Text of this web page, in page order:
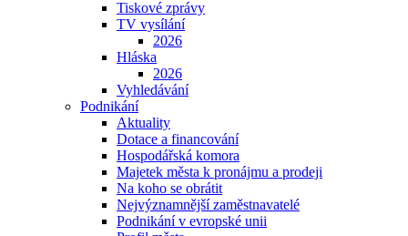
Tiskové zprávy
TV vysílání
2026
Hláska
2026
Vyhledávání
Podnikání
Aktuality
Dotace a financování
Hospodářská komora
Majetek města k pronájmu a prodeji
Na koho se obrátit
Nejvýznamnější zaměstnavatelé
Podnikání v evropské unii